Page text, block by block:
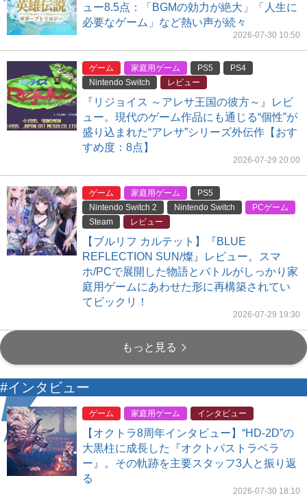
ュー8.5点：「BGMの効力が絶大」「人生に
必要なゲーム」など熱い声が続々
2026-07-30 10:50
ゲーム 家庭用ゲーム PS5
PS4
Nintendo Switch
レビュー
『リジョイス ～アレサ王国の彼方～』レビ
ュー。現代のゲーム作品にも通じる“個性”が
盛り込まれた“アレサ”シリーズ外伝作【おす
すめ度：8点】
2026-07-29 20:00
ゲーム 家庭用ゲーム
PS5
Nintendo Switch 2
Nintendo Switch
PCゲーム
Steam
レビュー
【ブルリフ カルテット】『BLUE
REFLECTION SUN/燦』レビュー。スマ
ホ/PCで展開した物語とバトルがしっかり家
庭用ゲームにあわせた形に再構築されてい
てビックリ！
2026-07-29 19:30
もっと見る
#インタビュー
ゲーム 家庭用ゲーム インタビュー
【オクトラ8周年インタビュー】“HD-2D”の
大黒柱に成長した『オクトパストラベラ
ー』。その軌跡を主要スタッフ3人と振り返
る
2026-07-30 18:10